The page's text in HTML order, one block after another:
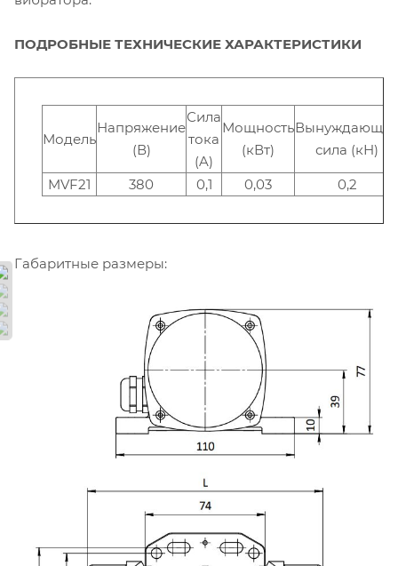
ПОДРОБНЫЕ ТЕХНИЧЕСКИЕ ХАРАКТЕРИСТИКИ
Модель
Напряжение
(В)
Сила
тока
(A)
Мощность
(кВт)
Вынуждающая
сила (кН)
MVF21 380 0,1 0,03 0,2
Габаритные размеры: